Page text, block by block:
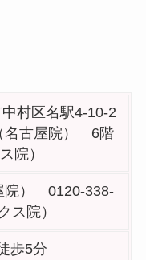
村区名駅4-10-2
名古屋院） 6階
院）
院） 0120-338-
ス院）
歩5分